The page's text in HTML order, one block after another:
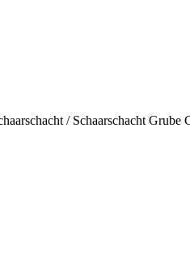
/ Schaarschacht Grube